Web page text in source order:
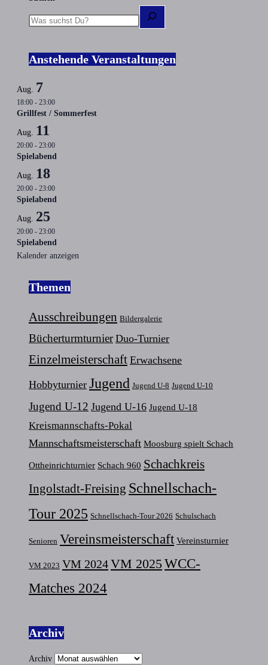
Anstehende Veranstaltungen
Aug. 7
18:00 - 23:00
Grillfest / Sommerfest
Aug. 11
20:00 - 23:00
Spielabend
Aug. 18
20:00 - 23:00
Spielabend
Aug. 25
20:00 - 23:00
Spielabend
Kalender anzeigen
Themen
Ausschreibungen Bildergalerie
Bücherturmturnier Duo-Turnier
Einzelmeisterschaft Erwachsene
Hobbyturnier Jugend Jugend U-8 Jugend U-10
Jugend U-12 Jugend U-16 Jugend U-18
Kreismannschafts-Pokal
Mannschaftsmeisterschaft Moosburg spielt Schach
Ottheinrichturnier Schach 960 Schachkreis
Ingolstadt-Freising Schnellschach-
Tour 2025 Schnellschach-Tour 2026 Schulschach
Senioren Vereinsmeisterschaft Vereinsturnier
VM 2023 VM 2024VM 2025 WCC-
Matches 2024
Archiv
Archiv